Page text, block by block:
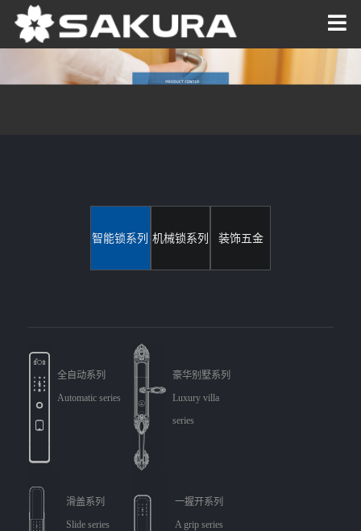
智能锁系列 机械锁系列 装饰五金
全自动系列
Automatic series
豪华别墅系列
Luxury villa
series
滑盖系列
Slide series
一握开系列
A grip series